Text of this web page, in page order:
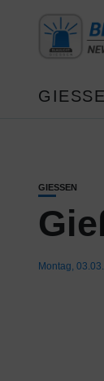
GIESSEN
GIESSEN
Montag,